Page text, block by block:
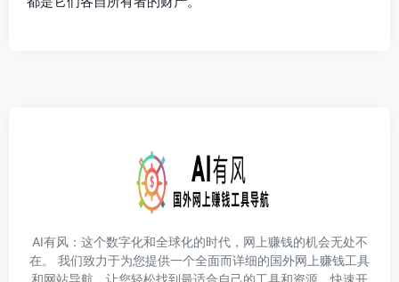
AI有风：这个数字化和全球化的时代，网上赚钱的机会无处不
在。 我们致力于为您提供一个全面而详细的国外网上赚钱工具
和网站导航，让您轻松找到最适合自己的工具和资源，快速开